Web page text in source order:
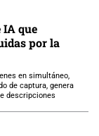
IA que
por la
en simultáneo,
de captura, genera
descripciones